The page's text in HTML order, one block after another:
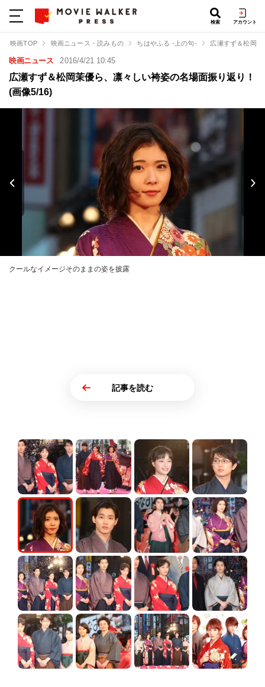
検索 アカウント
映画TOP 映画ニュース・読みもの ちはやふる -上の句- 広瀬すず＆松岡
映画ニュース 2016/4/21 10:45
広瀬すず＆松岡茉優ら、凛々しい袴姿の名場面振り返り！
(画像5/16)
クールなイメージそのままの姿を披露
記事を読む